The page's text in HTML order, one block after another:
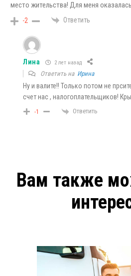
место жительства! Для меня
-2 Ответить
Лина 2 лет назад
Ответить на Ирина
Ну и валите!! Только потом не
счет нас , налогоплательщиков!
-1 Ответить
Вам также